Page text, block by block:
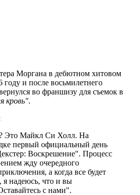
Моргана в дебютном хитовом
году и после восьмилетнего
во франшизу для съемок в
кровь".
Это Майкл Си Холл. На
первый официальный день
Воскрешение". Процесс
жду очередного
а когда все будет
я надеюсь, что и вы
с нами".